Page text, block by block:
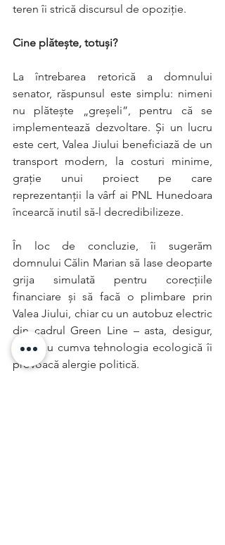
teren îi strică discursul de opoziție.
Cine plătește, totuși?
La întrebarea retorică a domnului
senator, răspunsul este simplu: nimeni
nu plătește „greșeli”, pentru că se
implementează dezvoltare. Și un lucru
este cert, Valea Jiului beneficiază de un
transport modern, la costuri minime,
grație unui proiect pe care
reprezentanții la vârf ai PNL Hunedoara
încearcă inutil să-l decredibilizeze.
În loc de concluzie, îi sugerăm
domnului Călin Marian să lase deoparte
grija simulată pentru corecțiile
financiare și să facă o plimbare prin
Valea Jiului, chiar cu un autobuz electric
din cadrul Green Line – asta, desigur,
dacă nu cumva tehnologia ecologică îi
provoacă alergie politică.